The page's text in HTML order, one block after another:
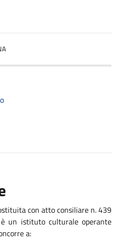
con atto consiliare n. 439
un istituto culturale operante
a: